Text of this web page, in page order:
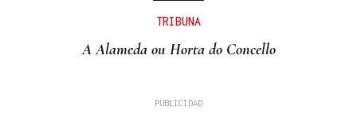
TRIBUNA
A Alameda ou Horta do Concello